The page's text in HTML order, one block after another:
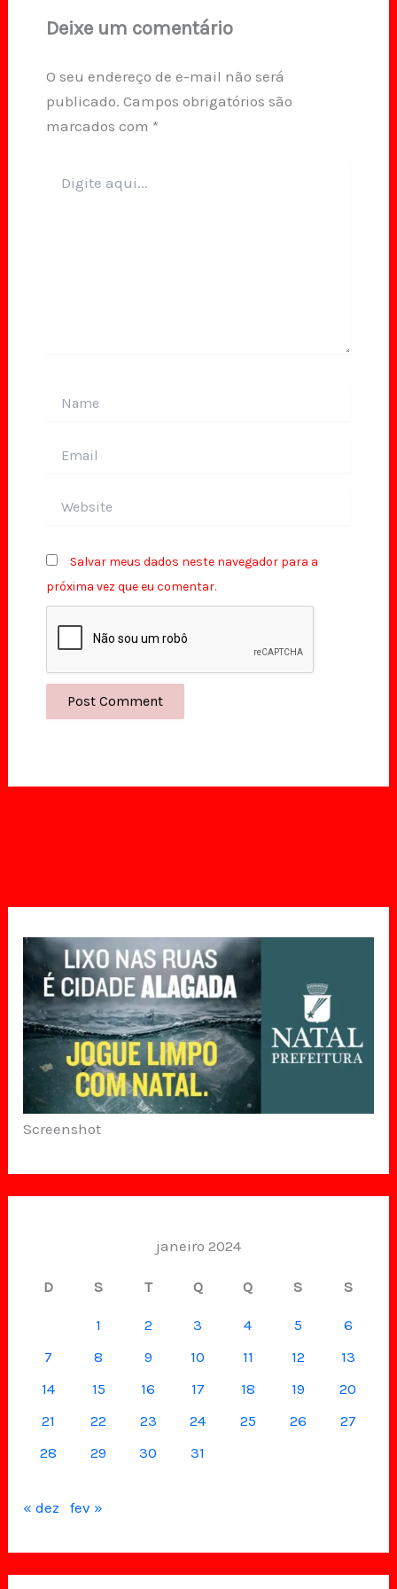
Screenshot
janeiro 2024
D S T Q Q S S
1 2 3 4 5
6
7
8 9 10 11 12
13
14
15 16 17 18 19
20
21
22 23 24 25 26
27
28
29 30 31
« dez fev »
Deixe um comentário
O seu endereço de e-mail não será
publicado. Campos obrigatórios são
marcados com *
aqui...
Salvar meus dados neste navegador para a
próxima vez que eu comentar.